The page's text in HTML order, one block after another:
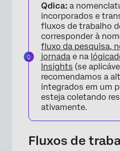
Qdica: a
incorporados e
fluxos de trabalho
corresponder à
fluxo da pesquisa,
jornada e na lógica
Insights (se
recomendamos a
integrados em um
esteja coletando
ativamente.
Fluxos de